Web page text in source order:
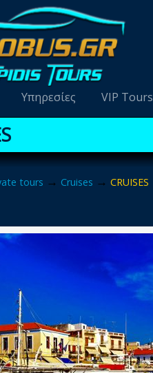
Υπηρεσίες VIP Tours
tours → Cruises → CRUISES